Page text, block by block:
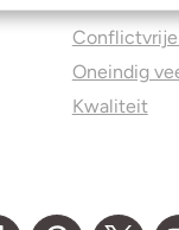
Oneindig
Kwaliteit